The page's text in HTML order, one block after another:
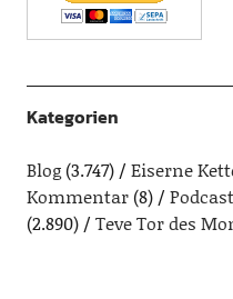
Kategorien
Blog(3.747) Eiserne
Kommentar(8) Podcast
(2.890)
Teve Tor des